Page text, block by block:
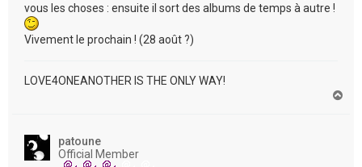
vous les choses : ensuite il sort des albums de temps à autre !
Vivement le prochain ! (28 août ?)
LOVE4ONEANOTHER IS THE ONLY WAY!
patoune
Official Member